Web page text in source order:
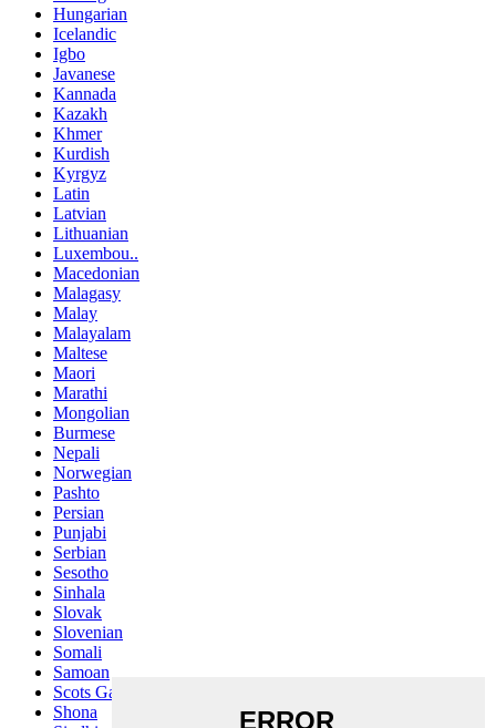
Hungarian
Icelandic
Igbo
Javanese
Kannada
Kazakh
Khmer
Kurdish
Kyrgyz
Latin
Latvian
Lithuanian
Luxembou..
Macedonian
Malagasy
Malay
Malayalam
Maltese
Maori
Marathi
Mongolian
Burmese
Nepali
Norwegian
Pashto
Persian
Punjabi
Serbian
Sesotho
Sinhala
Slovak
Slovenian
Somali
Samoan
Scots Gaelic
Shona